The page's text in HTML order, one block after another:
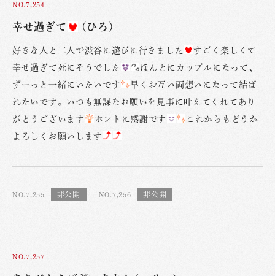
NO.7,254
幸せ過ぎて (ひろ)
好きな人と二人で渋谷に遊びに行きました
すごく楽しくて
幸せ過ぎて死にそうでした
ほんとにカップルになって、
ずーっと一緒にいたいです
早くお互い両想いになって結ば
れたいです。いつも無謀なお願いを見事に叶えてくれてあり
がとうございます
ホントに感謝です
これからもどうか
よろしくお願いします
NO.7,255 NO.7,256
NO.7,257